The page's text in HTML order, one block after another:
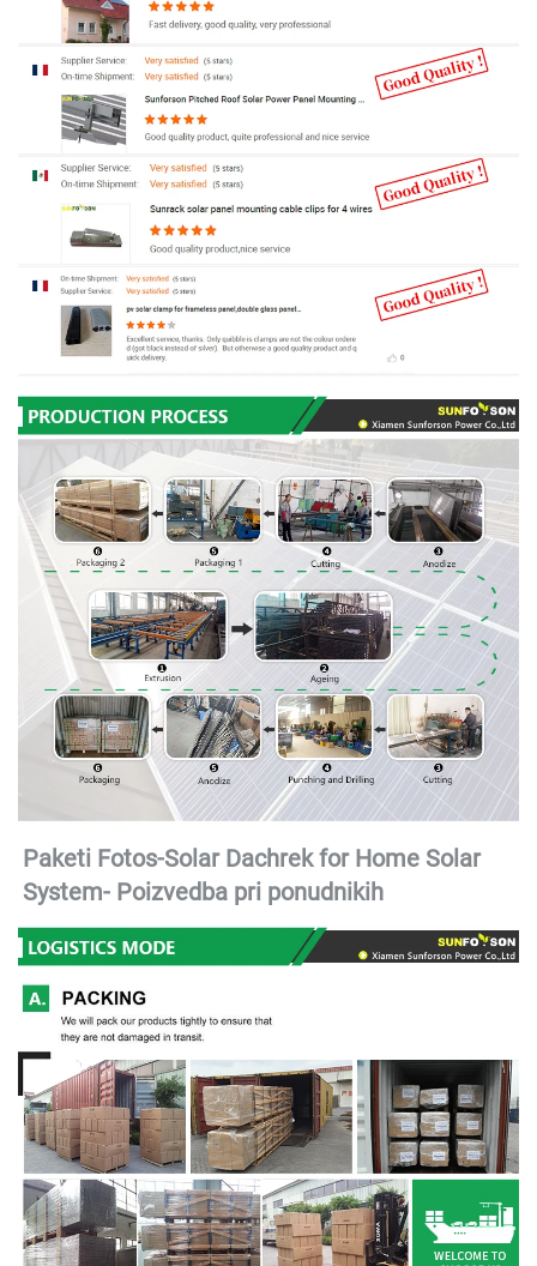
Paketi Fotos-Solar Dachrek for Home Solar
System- Poizvedba pri ponudnikih